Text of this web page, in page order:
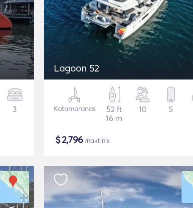
3
Lagoon 52
Katamaranas
52 ft
16 m
10 5
$2,796/naktinis